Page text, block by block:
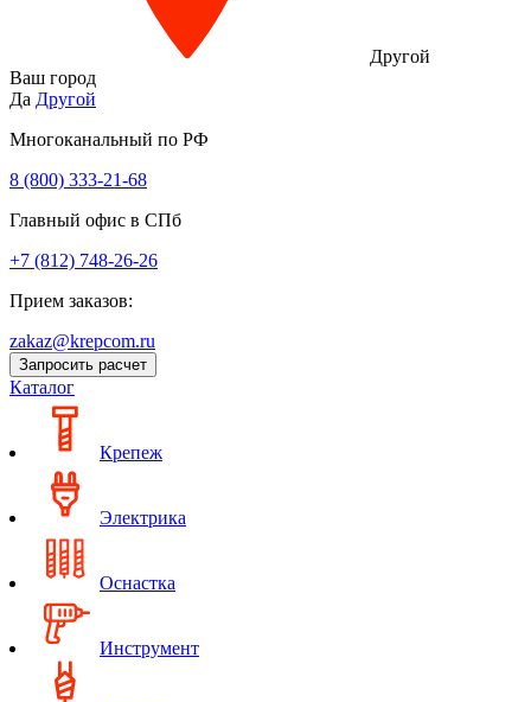
Другой
Ваш город
Да Другой
Многоканальный по РФ
8 (800) 333‑21-68
Главный офис в СПб
+7 (812) 748-26-26
Прием заказов:
zakaz@krepcom.ru
Запросить расчет
Каталог
Крепеж
Электрика
Оснастка
Инструмент